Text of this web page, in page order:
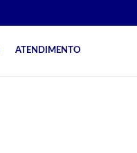
ATENDIMENTO